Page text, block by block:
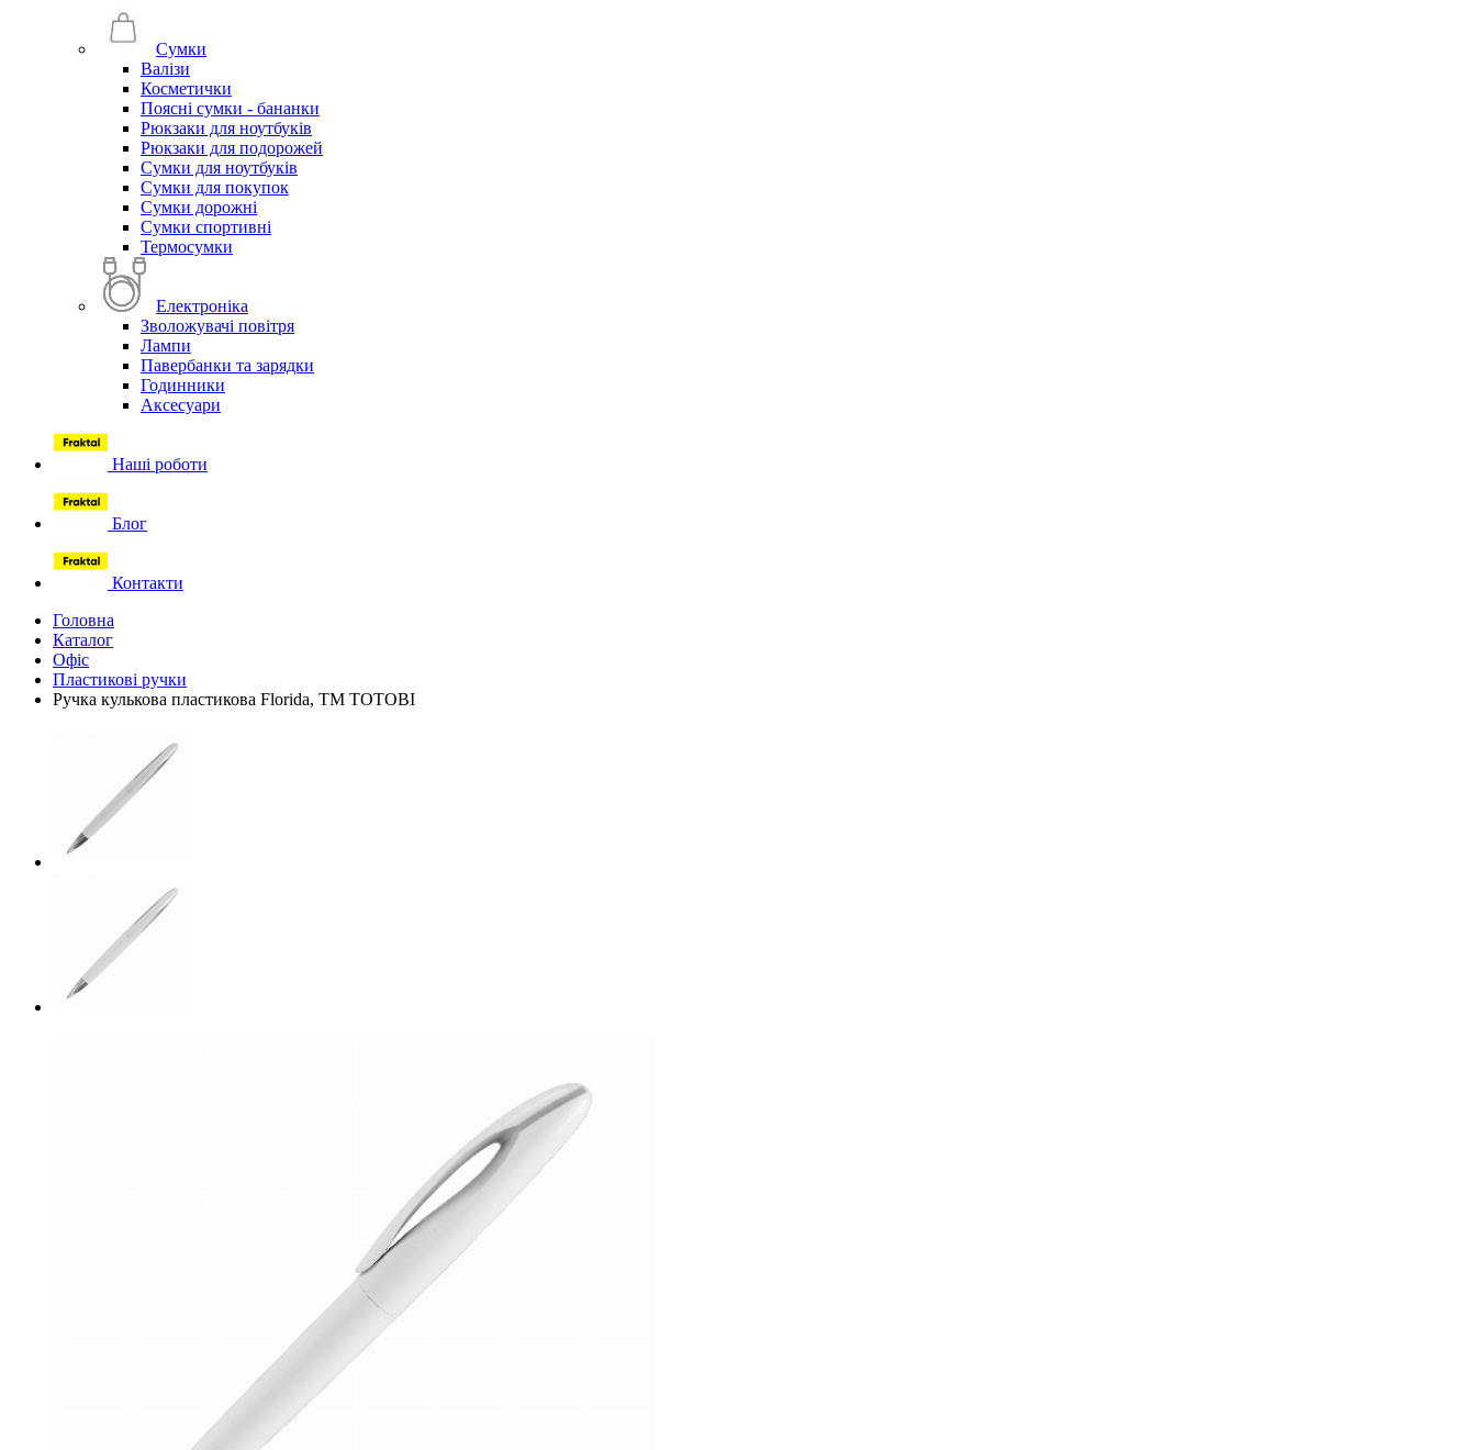
Сумки
Валізи
Косметички
Поясні сумки - бананки
Рюкзаки для ноутбуків
Рюкзаки для подорожей
Сумки для ноутбуків
Сумки для покупок
Сумки дорожні
Сумки спортивні
Термосумки
Електроніка
Зволожувачі повітря
Лампи
Павербанки та зарядки
Годинники
Аксесуари
Наші роботи
Блог
Контакти
Головна
Каталог
Офіс
Пластикові ручки
Ручка кулькова пластикова Florida, TM TOTOBI